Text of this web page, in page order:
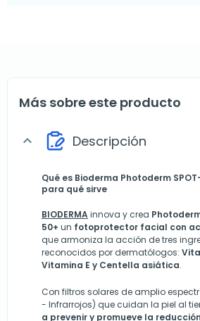
Más sobre este producto
expand_more Descripción
Qué es Bioderma Photoderm
para qué sirve
BIODERMAinnova y crea
50+ un fotoprotector facial con
que armoniza la acción de tres
reconocidos por dermatólogos:
Vitamina E y Centella asiática.
Con filtros solares de amplio
- Infrarrojos) que cuidan la piel al
a prevenir y promueve la